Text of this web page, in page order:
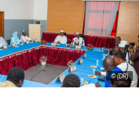
© (DR)